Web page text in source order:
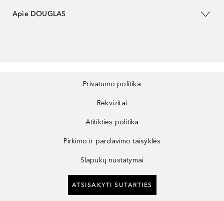
Apie DOUGLAS
Privatumo politika
Rekvizitai
Atitikties politika
Pirkimo ir pardavimo taisyklės
Slapukų nustatymai
ATSISAKYTI SUTARTIES